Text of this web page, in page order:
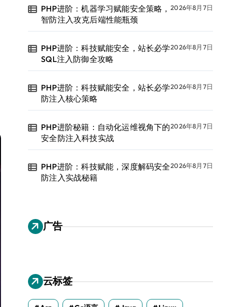
PHP进阶：机器学习赋能安全策略，
智防注入攻克后端性能瓶颈
2026年8月7日
PHP进阶：科技赋能安全，站长必学
SQL注入防御全攻略
2026年8月7日
PHP进阶：科技赋能安全，站长必学
防注入核心策略
2026年8月7日
PHP进阶秘籍：自动化运维视角下的
安全防注入科技实战
2026年8月7日
PHP进阶：科技赋能，深度解码安全
防注入实战秘籍
2026年8月7日
广告
云标签